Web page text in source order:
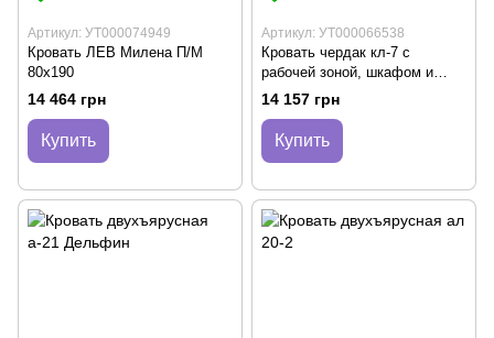
Артикул: УТ000074949
Кровать ЛЕВ Милена П/М
80х190
14 464 грн
Купить
Артикул: УТ000066538
Кровать чердак кл-7 с
рабочей зоной, шкафом и
лестницей комодом
14 157 грн
Купить